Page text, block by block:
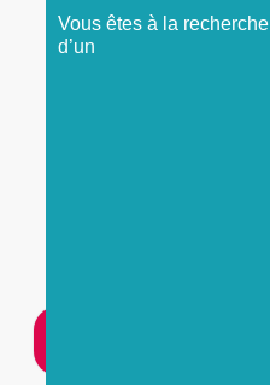
Vous êtes à la recherche
d’un